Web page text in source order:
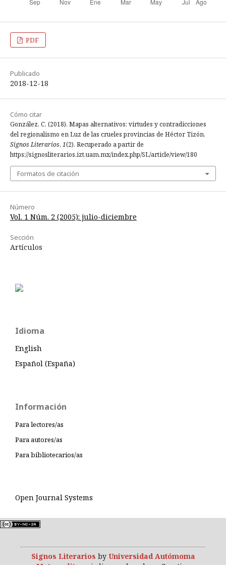
PDF
Publicado
2018-12-18
Cómo citar
González, C. (2018). Mapas alternativos: virtudes y contradicciones
del regionalismo en Luz de las crueles provincias de Héctor Tizón.
Signos Literarios, 1(2). Recuperado a partir de
https://signosliterarios.izt.uam.mx/index.php/SL/article/view/180
Formatos de citación
Número
Vol. 1 Núm. 2 (2005): julio-diciembre
Sección
Artículos
Idioma
English
Español (España)
Información
Para lectores/as
Para autores/as
Para bibliotecarios/as
Open Journal Systems
Signos Literarios by Universidad Autómoma